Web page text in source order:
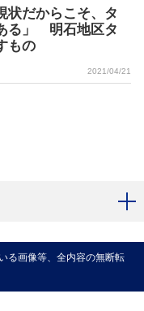
状だからこそ、タ
る」 明石地区タ
もの
2021/04/21
る画像等、全内容の無断転